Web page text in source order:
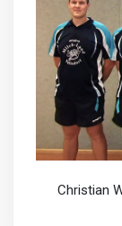
Christian